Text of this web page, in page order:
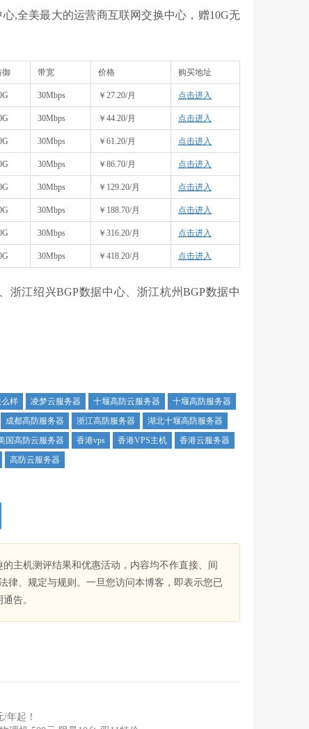
,全美最大的运营商互联网交换中心，赠10G无
御 带宽 价格 购买地址
30Mbps ￥27.20/月 点击进入
30Mbps ￥44.20/月 点击进入
30Mbps ￥61.20/月 点击进入
30Mbps ￥86.70/月 点击进入
30Mbps ￥129.20/月 点击进入
30Mbps ￥188.70/月 点击进入
30Mbps ￥316.20/月 点击进入
30Mbps ￥418.20/月 点击进入
浙江绍兴BGP数据中心、浙江杭州BGP数据中
样 凌梦云服务器 十堰高防云服务器
十堰高防服务器
成都高防服务器 浙江高防服务器
湖北十堰高防服务器
国高防云服务器 香港vps 香港VPS主机
香港云服务器
高防云服务器
主机测评结果和优惠活动，内容均不作直接、间
律、规定与规则。一旦您访问本博客，即表示您已
告。
年起！